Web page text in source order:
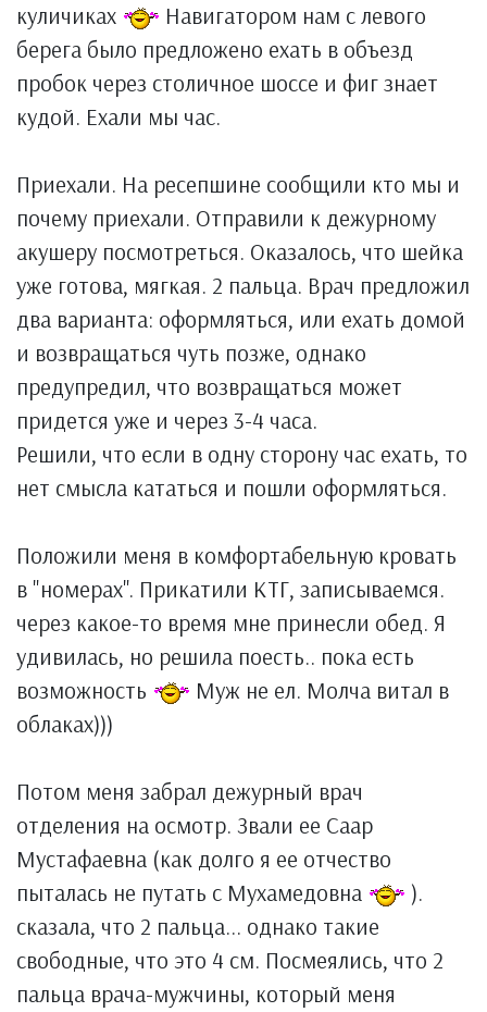
куличиках
Навигатором нам с левого
берега было предложено ехать в объезд
пробок через столичное шоссе и фиг знает
кудой. Ехали мы час.
Приехали. На ресепшине сообщили кто мы и
почему приехали. Отправили к дежурному
акушеру посмотреться. Оказалось, что шейка
уже готова, мягкая. 2 пальца. Врач предложил
два варианта: оформляться, или ехать домой
и возвращаться чуть позже, однако
предупредил, что возвращаться может
придется уже и через 3-4 часа.
Решили, что если в одну сторону час ехать, то
нет смысла кататься и пошли оформляться.
Положили меня в комфортабельную кровать
в "номерах". Прикатили КТГ, записываемся.
через какое-то время мне принесли обед. Я
удивилась, но решила поесть.. пока есть
возможность
Муж не ел. Молча витал в
облаках)))
Потом меня забрал дежурный врач
отделения на осмотр. Звали ее Саар
Мустафаевна (как долго я ее отчество
пыталась не путать с Мухамедовна
).
сказала, что 2 пальца... однако такие
свободные, что это 4 см. Посмеялись, что 2
пальца врача-мужчины, который меня